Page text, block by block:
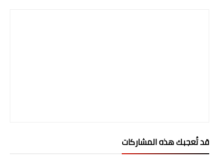
قد تُعجبك هذه المشاركات